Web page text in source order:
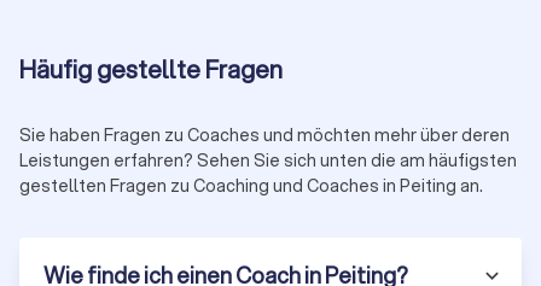
finden Sie schnell das passende Angebot für Ihr Budget und
Ihre Ziele.
Coaching in Deutschland: Qualität, Standards
und Zertifizierungen
Berufsbezeichnung. Umso wichtiger sindtransparente
Häufig gestellte Fragen
Sie haben Fragen zu Coaches und möchten mehr über deren
Leistungen erfahren? Sehen Sie sich unten die am häufigsten
gestellten Fragen zu Coaching und Coaches in Peiting an.
Wie finde ich einen Coach in Peiting?